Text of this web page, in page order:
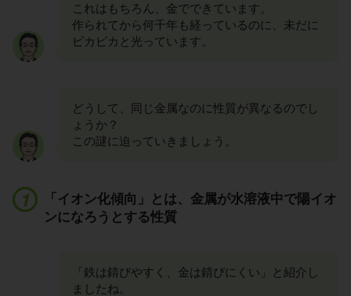
これはもちろん、金でできています。
作られてから何千年も経っているのに、未だに
ピカピカと光っています。
どうして、同じ金属なのに性質が異なるのでし
ょうか？
この謎に迫っていきましょう。
「イオン化傾向」とは、金属が水溶液中で陽イオ
ンになろうとする性質
「鉄は錆びやすく、金は錆びにくい」と紹介し
ましたね。